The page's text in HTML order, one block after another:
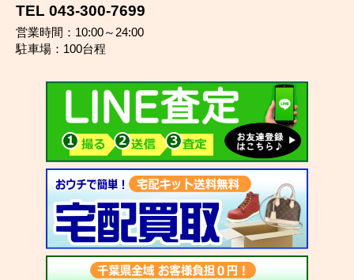
TEL 043-300-7699
営業時間：10:00～24:00
駐車場：100台程